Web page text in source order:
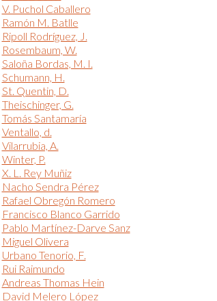
V. Puchol Caballero
Ramón M. Batlle
Ripoll Rodríguez, J.
Rosembaum, W.
Saloña Bordas, M. I.
Schumann, H.
St. Quentin, D.
Theischinger, G.
Tomás Santamaría
Ventallo, d.
Vilarrubia, A.
Winter, P.
X. L. Rey Muñiz
Nacho Sendra Pérez
Rafael Obregón Romero
Francisco Blanco Garrido
Pablo Martínez-Darve Sanz
Miguel Olivera
Urbano Tenorio, F.
Rui Raimundo
Andreas Thomas Hein
David Melero López